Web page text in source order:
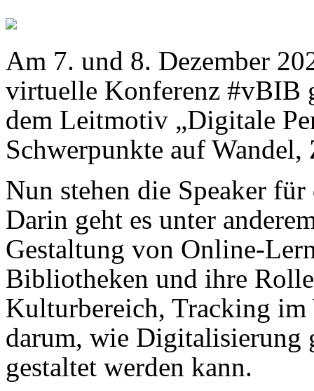
Am 7. und 8. Dezember
virtuelle Konferenz #vBIB
dem Leitmotiv „Digitale
Schwerpunkte auf
Nun stehen die Speaker
Darin geht es unter
Gestaltung von Online-
Bibliotheken und ihre
Kulturbereich, Tracking im
darum, wie Digitalisierung
gestaltet werden kann.